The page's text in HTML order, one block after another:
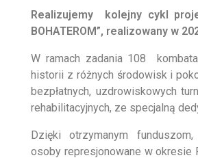
Realizujemy kolejny cykl
BOHATEROM”, realizowany w
W ramach zadania 108
historii z różnych środowisk i
bezpłatnych, uzdrowiskowych
rehabilitacyjnych, ze specjalną
Dzięki otrzymanym
osoby represjonowane w okresie